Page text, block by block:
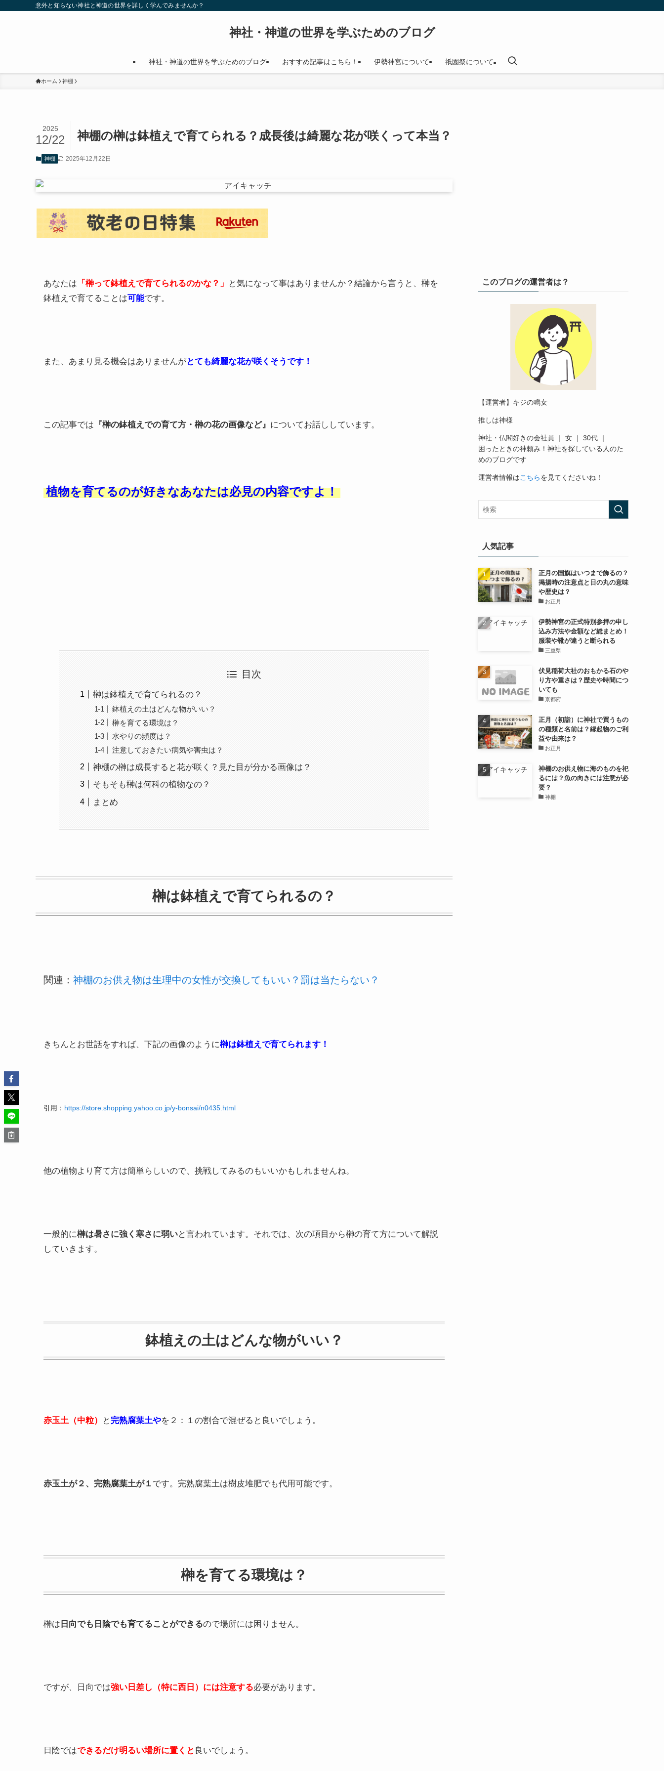
意外と知らない神社と神道の世界を詳しく学んでみませんか？
神社・神道の世界を学ぶためのブログ
神社・神道の世界を学ぶためのブログ おすすめ記事はこちら！ 伊勢神宮について 祇園祭について
ホーム 神棚
神棚の榊は鉢植えで育てられる？成長後は綺麗な花が咲くって本当？
2025
12/22
神棚 2025年12月22日
あなたは 「榊って鉢植えで育てられるのかな？」
と気になって事はありませんか？結論から言うと、榊を
鉢植えで育てることは可能です。
また、あまり見る機会はありませんがとても綺麗な花が咲くそうです！
この記事では 『榊の鉢植えでの育て方・榊の花の画像など』 についてお話ししています。
植物を育てるのが好きなあなたは必見の内容ですよ！
目次
榊は鉢植えで育てられるの？
鉢植えの土はどんな物がいい？
榊を育てる環境は？
水やりの頻度は？
注意しておきたい病気や害虫は？
神棚の榊は成長すると花が咲く？見た目が分かる画像は？
そもそも榊は何科の植物なの？
まとめ
榊は鉢植えで育てられるの？
関連： 神棚のお供え物は生理中の女性が交換してもいい？罰は当たらない？
きちんとお世話をすれば、下記の画像のように榊は鉢植えで育てられます！
引用： https://store.shopping.yahoo.co.jp/y-bonsai/n0435.html
他の植物より育て方は簡単らしいので、挑戦してみるのもいいかもしれませんね。
一般的に榊は暑さに強く寒さに弱いと言われています。それでは、次の項目から榊の育て方について解説
していきます。
鉢植えの土はどんな物がいい？
赤玉土（中粒） と 完熟腐葉土やを２：１の割合で混ぜると良いでしょう。
赤玉土が２、完熟腐葉土が１ です。完熟腐葉土は樹皮堆肥でも代用可能です。
榊を育てる環境は？
榊は 日向でも日陰でも育てることができるので場所には困りません。
ですが、日向では強い日差し（特に西日）には注意する必要があります。
日陰ではできるだけ明るい場所に置くと 良いでしょう。
このブログの運営者は？
【運営者】キジの鳴女
推しは神様
神社・仏閣好きの会社員 ｜ 女 ｜ 30代 ｜
困ったときの神頼み！神社を探している人のた
めのブログです
運営者情報はこちらを見てくださいね！
人気記事
正月の国旗はいつまで飾るの？
掲揚時の注意点と日の丸の意味
や歴史は？
お正月
伊勢神宮の正式特別参拝の申し
込み方法や金額など総まとめ！
服装や靴が違うと断られる
三重県
伏見稲荷大社のおもかる石のや
り方や重さは？歴史や時間につ
いても
京都府
正月（初詣）に神社で買うもの
の種類と名前は？縁起物のご利
益や由来は？
お正月
神棚のお供え物に海のものを祀
るには？魚の向きには注意が必
要？
神棚